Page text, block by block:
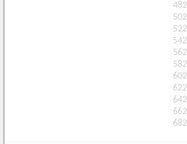
482
502
522
542
562
582
602
622
642
662
682